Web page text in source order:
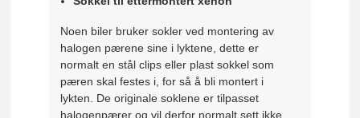
Noen biler bruker sokler ved montering av
halogen pærene sine i lyktene, dette er
normalt en stål clips eller plast sokkel som
pæren skal festes i, for så å bli montert i
lykten. De originale soklene er tilpasset
halogenpærer og vil derfor normalt sett ikke